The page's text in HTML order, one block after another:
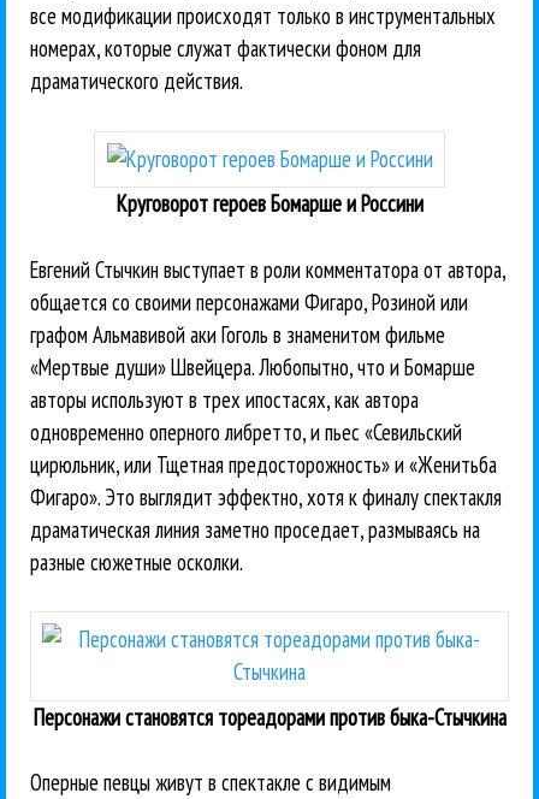
все модификации происходят только в инструментальных
номерах, которые служат фактически фоном для
драматического действия.
Круговорот героев Бомарше и Россини
Евгений Стычкин выступает в роли комментатора от автора,
общается со своими персонажами Фигаро, Розиной или
графом Альмавивой аки Гоголь в знаменитом фильме
«Мертвые души» Швейцера. Любопытно, что и Бомарше
авторы используют в трех ипостасях, как автора
одновременно оперного либретто, и пьес «Севильский
цирюльник, или Тщетная предосторожность» и «Женитьба
Фигаро». Это выглядит эффектно, хотя к финалу спектакля
драматическая линия заметно проседает, размываясь на
разные сюжетные осколки.
Персонажи становятся тореадорами против быка-Стычкина
Оперные певцы живут в спектакле с видимым